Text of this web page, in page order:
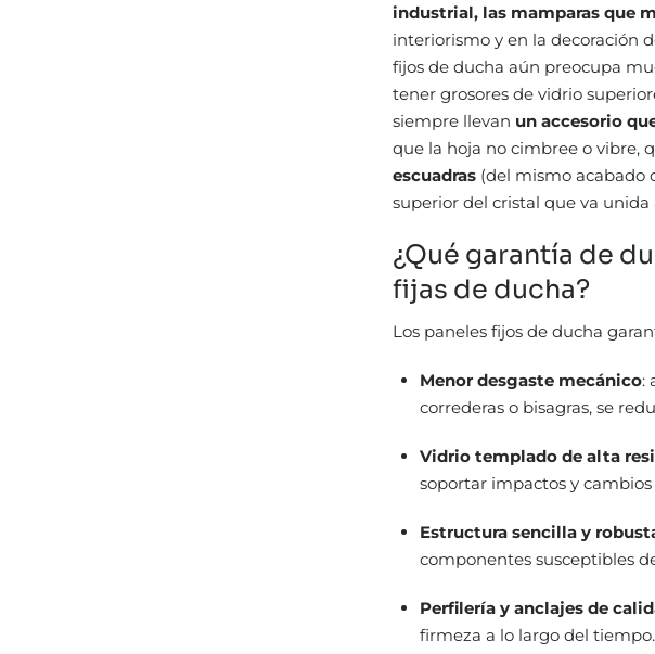
industrial, las mamparas que
interiorismo y en la decoración
fijos de ducha aún preocupa
tener grosores de vidrio
siempre llevan un accesorio
que la hoja no cimbree o vibre,
escuadras (del mismo acabado
superior del cristal que va unida
¿Qué garantía de
fijas de ducha?
Los paneles fijos de ducha
Menor desgaste mecánico:
correderas o bisagras, se
Vidrio templado de alta
soportar impactos y
Estructura sencilla y
componentes susceptibles
Perfilería y anclajes de
firmeza a lo largo del tiempo.